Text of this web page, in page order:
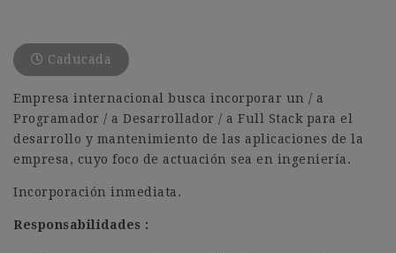
Caducada
Empresa internacional busca incorporar un / a
Programador / a Desarrollador / a Full Stack para el
desarrollo y mantenimiento de las aplicaciones de la
empresa, cuyo foco de actuación sea en ingeniería.
Incorporación inmediata.
Responsabilidades :